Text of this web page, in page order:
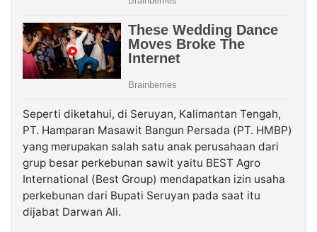
Seperti diketahui, di Seruyan, Kalimantan Tengah,
PT. Hamparan Masawit Bangun Persada (PT. HMBP)
yang merupakan salah satu anak perusahaan dari
grup besar perkebunan sawit yaitu BEST Agro
International (Best Group) mendapatkan izin usaha
perkebunan dari Bupati Seruyan pada saat itu
dijabat Darwan Ali.